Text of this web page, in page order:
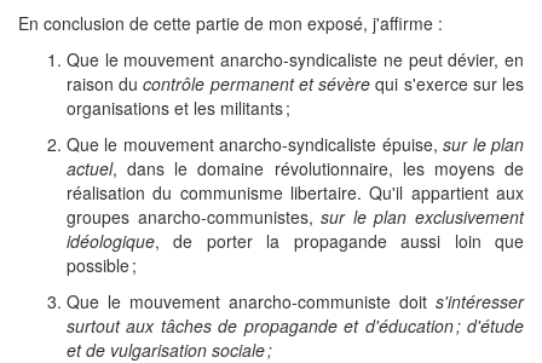
En conclusion de cette partie de mon exposé, j'affirme :
Que le mouvement anarcho-syndicaliste ne peut dévier, en
raison ducontrôle permanent et sévère qui s'exerce sur les
organisations et les militants ;
Que le mouvement anarcho-syndicaliste épuise,sur le plan
actuel, dans le domaine révolutionnaire, les moyens de
réalisation du communisme libertaire. Qu'il appartient aux
groupes anarcho-communistes,sur le plan exclusivement
idéologique, de porter la propagande aussi loin que
possible ;
Que le mouvement anarcho-communiste doit s'intéresser
surtout aux tâches de propagande et d'éducation ; d'étude
et de vulgarisation sociale ;